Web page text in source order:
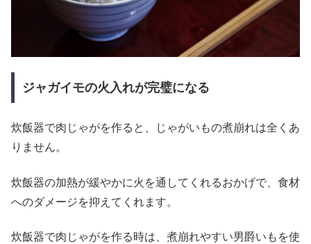
ジャガイモの火入れが完璧になる
炊飯器で肉じゃがを作ると、じゃがいもの煮崩れは全くあ
りません。
炊飯器の加熱が緩やかに火を通してくれるおかげで、食材
へのダメージを抑えてくれます。
炊飯器で肉じゃがを作る時は、煮崩れやすい男爵いもを使